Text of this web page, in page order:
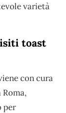
varietà
toast
con cura
per